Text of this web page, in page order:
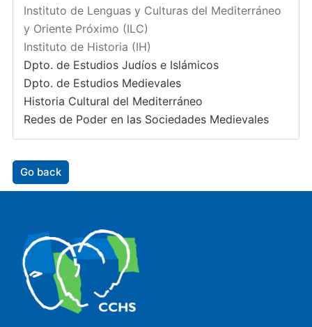
Instituto de Lenguas y Culturas del Mediterráneo
y Oriente Próximo (ILC)
Instituto de Historia (IH)
Dpto. de Estudios Judíos e Islámicos
Dpto. de Estudios Medievales
Historia Cultural del Mediterráneo
Redes de Poder en las Sociedades Medievales
Go back